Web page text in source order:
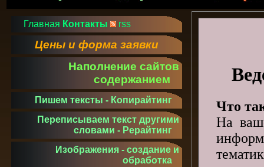
Что
На
Главная Контакты rss
Цены и форма заявки
Наполнение сайтов
содержанием
Пишем тексты - Копирайтинг
Переписываем текст другими
словами - Рерайтинг
Изображения - создание и
обработка